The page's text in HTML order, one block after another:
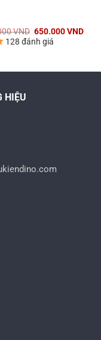
VND Giá
gốc
là:
650.000VNDGiá
128 đánh giá
HIỆU